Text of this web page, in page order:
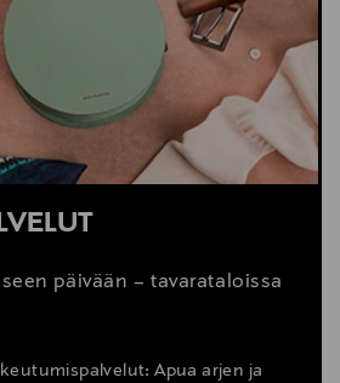
päivään – tavarataloissa
Apua arjen ja